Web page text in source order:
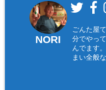
NORI
ごんた屋
分でやっ
んでます
まい全般